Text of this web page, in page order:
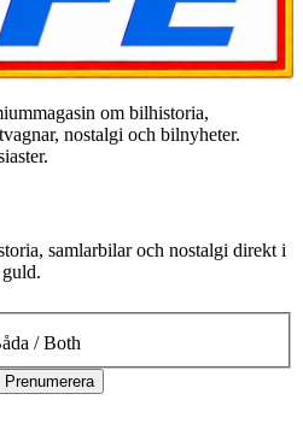
om bilhistoria,
nostalgi och bilnyheter.
samlarbilar och nostalgi direkt i
/ Both
Prenumerera